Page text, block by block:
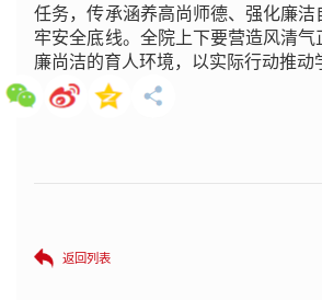
任务，传承涵养高尚师德、强化廉洁
牢安全底线。全院上下要营造风清气
廉尚洁的育人环境，以实际行动推动
返回列表